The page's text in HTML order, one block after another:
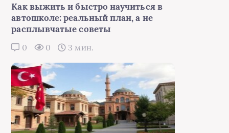
Как выжить и быстро научиться в
автошколе: реальный план, а не
расплывчатые советы
0 0 3 мин.